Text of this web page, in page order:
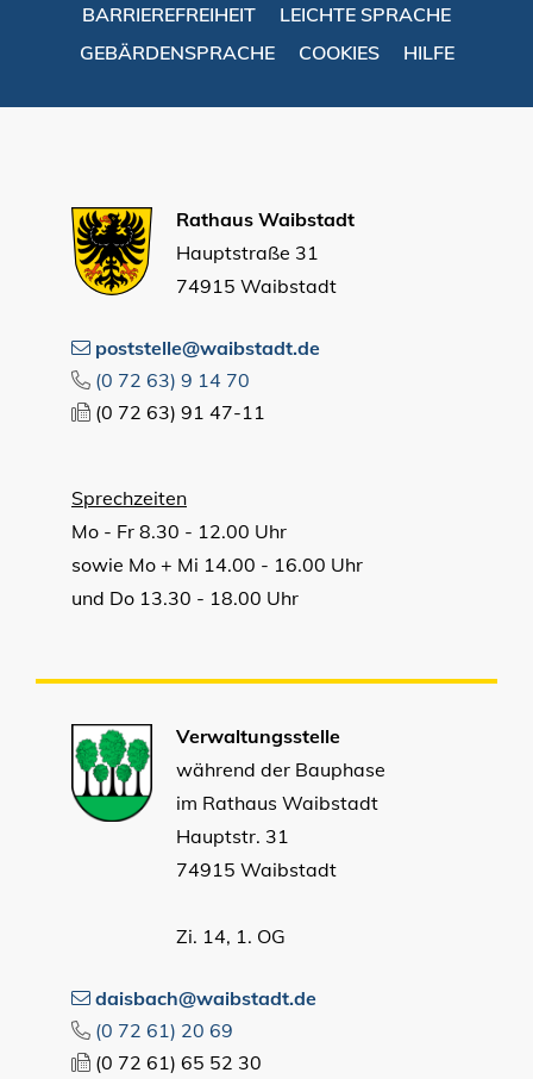
BARRIEREFREIHEIT
LEICHTE SPRACHE
GEBÄRDENSPRACHE
COOKIES HILFE
Rathaus Waibstadt
Hauptstraße 31
74915 Waibstadt
poststelle@waibstadt.de
(0 72 63) 9 14 70
(0 72 63) 91 47-11
Sprechzeiten
Mo - Fr 8.30 - 12.00 Uhr
sowie Mo + Mi 14.00 - 16.00 Uhr
und Do 13.30 - 18.00 Uhr
Verwaltungsstelle
während der Bauphase
im Rathaus Waibstadt
Hauptstr. 31
74915 Waibstadt
Zi. 14, 1. OG
daisbach@waibstadt.de
(0 72 61) 20 69
(0 72 61) 65 52 30